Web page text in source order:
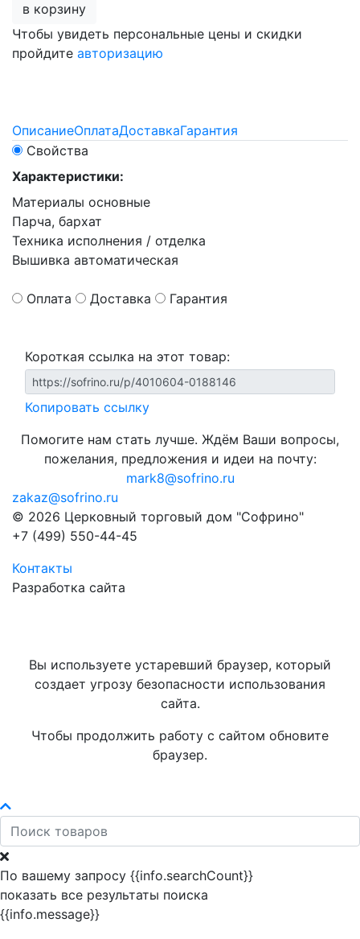
в корзину
Чтобы увидеть персональные цены и скидки
пройдите авторизацию
ОписаниеОплатаДоставкаГарантия
Свойства
Характеристики:
Материалы основные
Парча, бархат
Техника исполнения / отделка
Вышивка автоматическая
Оплата Доставка Гарантия
Короткая ссылка на этот товар:
Копировать ссылку
Помогите нам стать лучше. Ждём Ваши вопросы,
пожелания, предложения и идеи на почту:
mark8@sofrino.ru
zakaz@sofrino.ru
© 2026 Церковный торговый дом "Софрино"
+7 (499) 550-44-45
Контакты
Разработка сайта
Вы используете устаревший браузер, который
создает угрозу безопасности использования
сайта.
Чтобы продолжить работу с сайтом обновите
браузер.
По вашему запросу {{info.searchCount}}
показать все результаты поиска
{{info.message}}